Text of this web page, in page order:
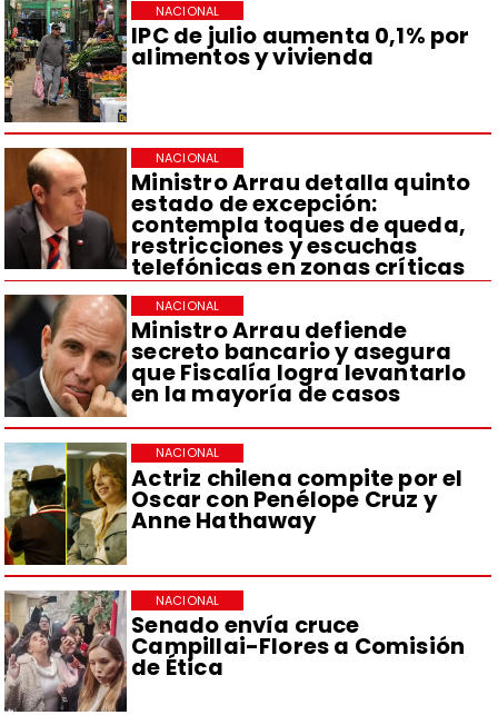
IPC de julio aumenta 0,1% por
alimentos y vivienda
NACIONAL
Ministro Arrau detalla quinto
estado de excepción:
contempla toques de queda,
restricciones y escuchas
telefónicas en zonas críticas
NACIONAL
Ministro Arrau defiende
secreto bancario y asegura
que Fiscalía logra levantarlo
en la mayoría de casos
NACIONAL
Actriz chilena compite por el
Oscar con Penélope Cruz y
Anne Hathaway
NACIONAL
Senado envía cruce
Campillai-Flores a Comisión
de Ética
NACIONAL